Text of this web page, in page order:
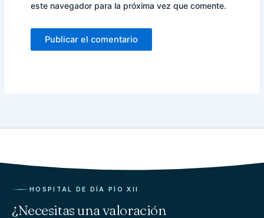
este navegador para la próxima vez que comente.
HOSPITAL DE DÍA PÍO XII
¿Necesitas una valoración